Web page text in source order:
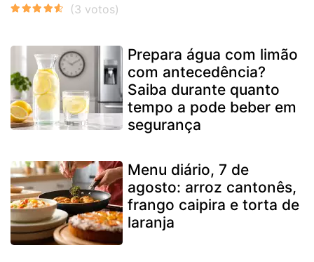
Prepara água com limão
com antecedência?
Saiba durante quanto
tempo a pode beber em
segurança
Menu diário, 7 de
agosto: arroz cantonês,
frango caipira e torta de
laranja